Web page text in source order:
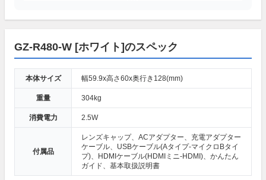
GZ-R480-W [ホワイト]のスペック
本体サイズ 幅59.9x高さ60x奥行き128(mm)
重量 304kg
消費電力 2.5W
付属品
レンズキャップ、ACアダプター、充電アダプター
ケーブル、USBケーブル(Aタイプ-マイクロBタイ
プ)、HDMIケーブル(HDMIミニ-HDMI)、かんたん
ガイド、基本取扱説明書